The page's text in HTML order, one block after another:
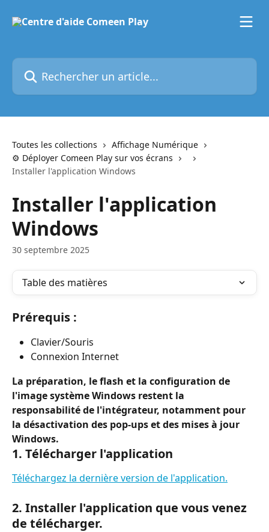
Rechercher un article...
Toutes les collections
Affichage Numérique
⚙️ Déployer Comeen Play sur vos écrans
Installer l'application Windows
Installer l'application
Windows
30 septembre 2025
Table des matières
Prérequis :
Clavier/Souris
Connexion Internet
La préparation, le flash et la configuration de
l'image système Windows restent la
responsabilité de l'intégrateur, notamment pour
la désactivation des pop-ups et des mises à jour
Windows.
1. Télécharger l'application
Téléchargez la dernière version de l'application.
2. Installer l'application que vous venez
de télécharger.